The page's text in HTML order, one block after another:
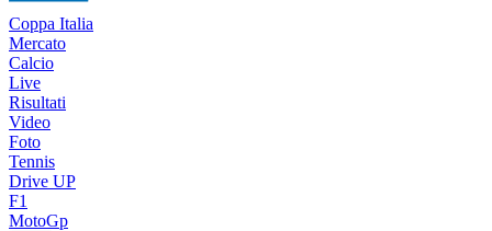
Coppa Italia
Mercato
Calcio
Live
Risultati
Video
Foto
Tennis
Drive UP
F1
MotoGp